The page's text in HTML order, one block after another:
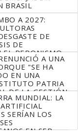
BRASIL
A 2027:
DE
DE
EL PERONISMO
A UNA
"SE HA
EN UNA
PATRIA
DE LA GESTIÓN
MUNDIAL: LA
SERÍAN LOS
EN SER